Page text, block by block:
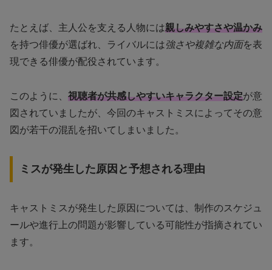
たとえば、主人公を支える人物には親しみやすさや温かみ
を持つ俳優が選ばれ、ライバルには強さや複雑な内面を表
現できる俳優が配役されています。
このように、 視聴者が共感しやすいキャラクター設定が意
図されていましたが、今回のキャストミスによってその意
図が若干の混乱を招いてしまいました。
ミスが発生した原因と予想される理由
キャストミスが発生した原因については、制作のスケジュ
ールや進行上の問題が影響している可能性が指摘されてい
ます。